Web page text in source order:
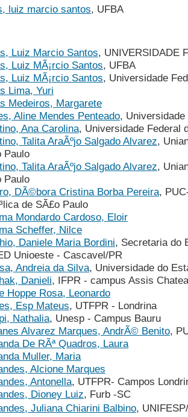
luiz marcio santos, UFBA
Luiz Marcio Santos, UNIVERSIDADE
Luiz MÃ¡rcio Santos, UFBA
Luiz MÃ¡rcio Santos, Universidade
Lima, Yuri
Medeiros, Margarete
Aline Mendes Penteado,
Ana Carolina, Universidade Federal
Talita AraÃºjo Salgado Alvarez,
Paulo
Talita AraÃºjo Salgado Alvarez,
Paulo
DÃ©bora Cristina Borba Pereira,
de SÃ£o Paulo
Mondardo Cardoso, Eloir
Scheffer, Nilce
Daniele Maria Bordini, Secretaria do
Unioeste - Cascavel/PR
Andreia da Silva, Universidade do
Danieli, IFPR - campus Assis
Hoppe Rosa, Leonardo
Esp Mateus, UTFPR - Londrina
Nathalia, Unesp - Campus Bauru
Alvarez Marques, AndrÃ© Benito,
De RÃª Quadros, Laura
Muller, Maria
Alcione Marques
Antonella, UTFPR- Campos
Dioney Luiz, Furb -SC
Juliana Chiarini Balbino,